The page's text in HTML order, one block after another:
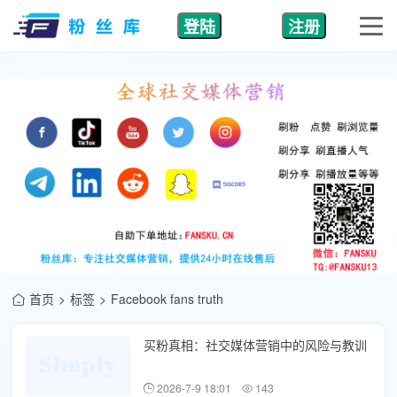
登陆 注册
首页 标签 Facebook fans truth
买粉真相：社交媒体营销中的风险与教训
2026-7-9 18:01 143